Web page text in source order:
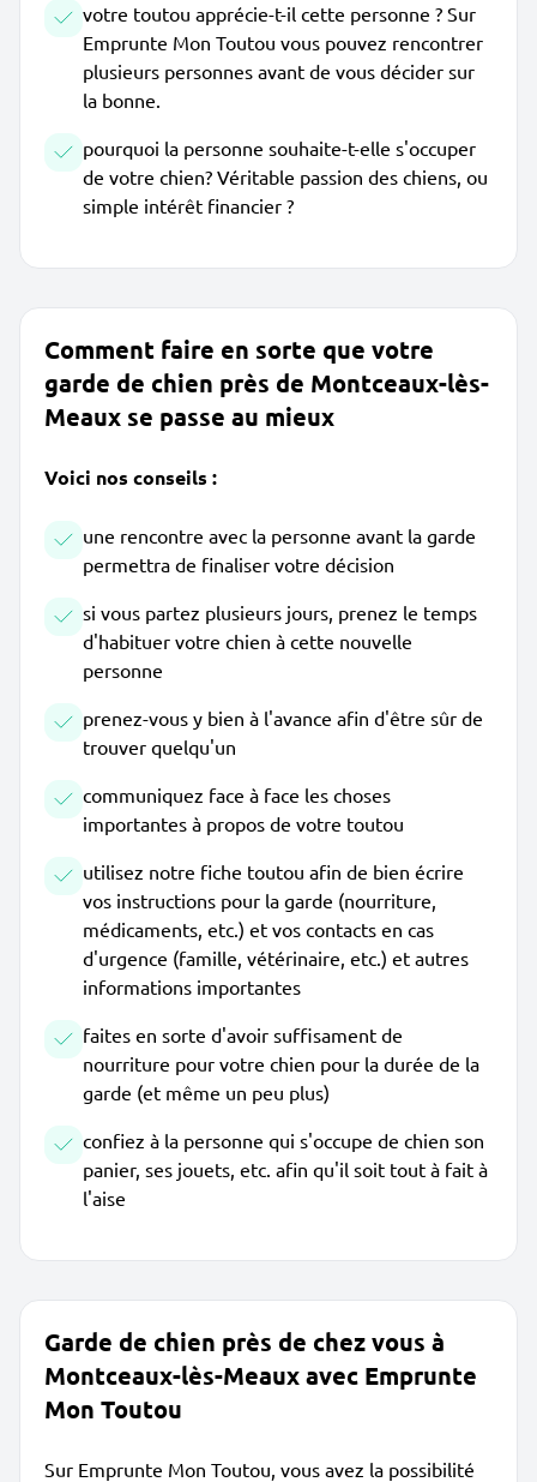
votre toutou apprécie-t-il cette personne ? Sur
Emprunte Mon Toutou vous pouvez rencontrer
plusieurs personnes avant de vous décider sur
la bonne.
pourquoi la personne souhaite-t-elle s'occuper
de votre chien? Véritable passion des chiens, ou
simple intérêt financier ?
Comment faire en sorte que votre
garde de chien près de Montceaux-lès-
Meaux se passe au mieux
Voici nos conseils :
une rencontre avec la personne avant la garde
permettra de finaliser votre décision
si vous partez plusieurs jours, prenez le temps
d'habituer votre chien à cette nouvelle
personne
prenez-vous y bien à l'avance afin d'être sûr de
trouver quelqu'un
communiquez face à face les choses
importantes à propos de votre toutou
utilisez notre fiche toutou afin de bien écrire
vos instructions pour la garde (nourriture,
médicaments, etc.) et vos contacts en cas
d'urgence (famille, vétérinaire, etc.) et autres
informations importantes
faites en sorte d'avoir suffisament de
nourriture pour votre chien pour la durée de la
garde (et même un peu plus)
confiez à la personne qui s'occupe de chien son
panier, ses jouets, etc. afin qu'il soit tout à fait à
l'aise
Garde de chien près de chez vous à
Montceaux-lès-Meaux avec Emprunte
Mon Toutou
Sur Emprunte Mon Toutou, vous avez la possibilité